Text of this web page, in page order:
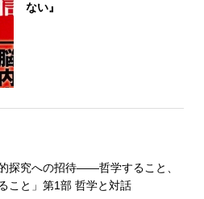
ない』
的探究への招待――哲学すること、
こと」第1部 哲学と対話